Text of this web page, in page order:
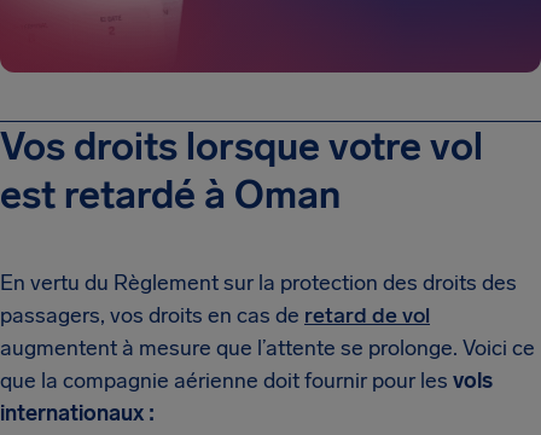
Vos droits lorsque votre vol
est retardé à Oman
En vertu du Règlement sur la protection des droits des
passagers, vos droits en cas de retard de vol
augmentent à mesure que l’attente se prolonge. Voici ce
que la compagnie aérienne doit fournir pour les vols
internationaux :